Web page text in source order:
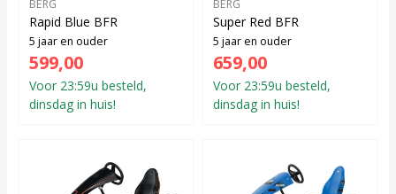
BERG
Rapid Blue BFR
5 jaar en ouder
599,00
Voor 23:59u besteld,
dinsdag in huis!
BERG
Super Red BFR
5 jaar en ouder
659,00
Voor 23:59u besteld,
dinsdag in huis!